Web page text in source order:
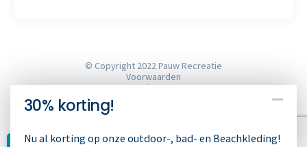
30% korting!
Nu al korting op onze outdoor-, bad- en Beachkleding!
© Copyright 2022 Pauw Recreatie
Voorwaarden
Privacy